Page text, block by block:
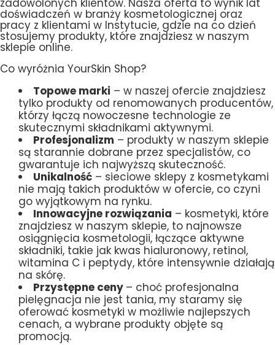
zadowolonych klientów. Nasza oferta to wynik lat
doświadczeń w branży kosmetologicznej oraz
pracy z klientami w Instytucie, gdzie na co dzień
stosujemy produkty, które znajdziesz w naszym
sklepie online.
Co wyróżnia YourSkin Shop?
Topowe marki – w naszej ofercie znajdziesz
tylko produkty od renomowanych producentów,
którzy łączą nowoczesne technologie ze
skutecznymi składnikami aktywnymi.
Profesjonalizm – produkty w naszym sklepie
są starannie dobrane przez specjalistów, co
gwarantuje ich najwyższą skuteczność.
Unikalność – sieciowe sklepy z kosmetykami
nie mają takich produktów w ofercie, co czyni
go wyjątkowym na rynku.
Innowacyjne rozwiązania – kosmetyki, które
znajdziesz w naszym sklepie, to najnowsze
osiągnięcia kosmetologii, łączące aktywne
składniki, takie jak kwas hialuronowy, retinol,
witamina C i peptydy, które intensywnie działają
na skórę.
Przystępne ceny – choć profesjonalna
pielęgnacja nie jest tania, my staramy się
oferować kosmetyki w możliwie najlepszych
cenach, a wybrane produkty objęte są
promocją.